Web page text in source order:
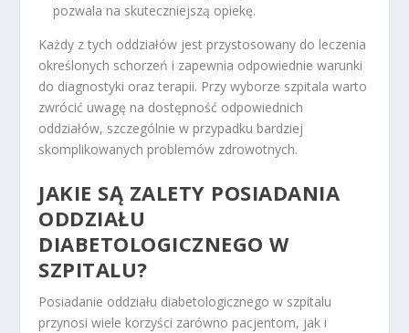
pozwala na skuteczniejszą opiekę.
Każdy z tych oddziałów jest przystosowany do leczenia
określonych schorzeń i zapewnia odpowiednie warunki
do diagnostyki oraz terapii. Przy wyborze szpitala warto
zwrócić uwagę na dostępność odpowiednich
oddziałów, szczególnie w przypadku bardziej
skomplikowanych problemów zdrowotnych.
JAKIE SĄ ZALETY POSIADANIA
ODDZIAŁU
DIABETOLOGICZNEGO W
SZPITALU?
Posiadanie oddziału diabetologicznego w szpitalu
przynosi wiele korzyści zarówno pacjentom, jak i